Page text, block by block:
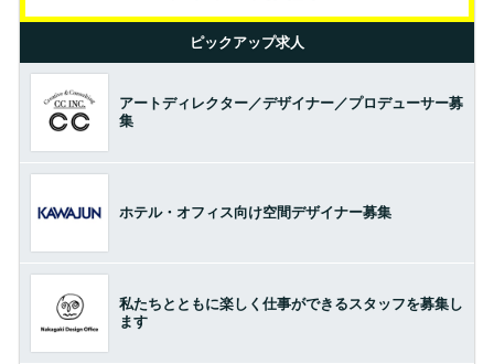
ピックアップ求人
アートディレクター／デザイナー／プロデューサー募
集
ホテル・オフィス向け空間デザイナー募集
私たちとともに楽しく仕事ができるスタッフを募集し
ます